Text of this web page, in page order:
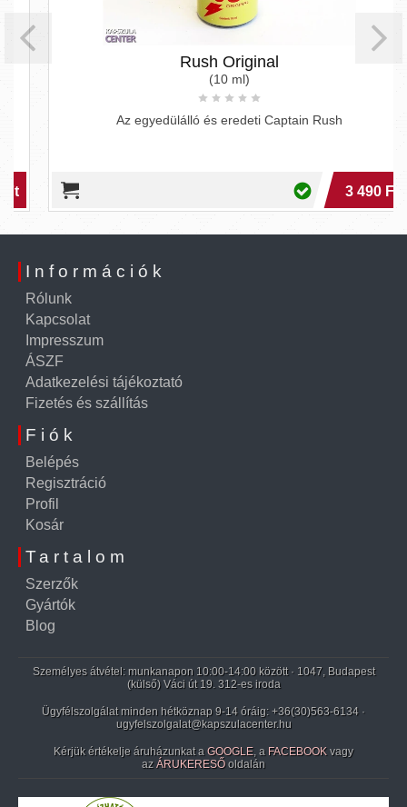
Rush Original
(10 ml)
Az egyedülálló és eredeti Captain Rush
3 490 Ft
Információk
Rólunk
Kapcsolat
Impresszum
ÁSZF
Adatkezelési tájékoztató
Fizetés és szállítás
Fiók
Belépés
Regisztráció
Profil
Kosár
Tartalom
Szerzők
Gyártók
Blog
Személyes átvétel: munkanapon 10:00-14:00 között · 1047, Budapest
(külső) Váci út 19. 312-es iroda
Ügyfélszolgálat minden hétköznap 9-14 óráig: +36(30)563-6134 ·
ugyfelszolgalat@kapszulacenter.hu
Kérjük értékelje áruházunkat a GOOGLE, a FACEBOOK vagy
az ÁRUKERESŐ oldalán